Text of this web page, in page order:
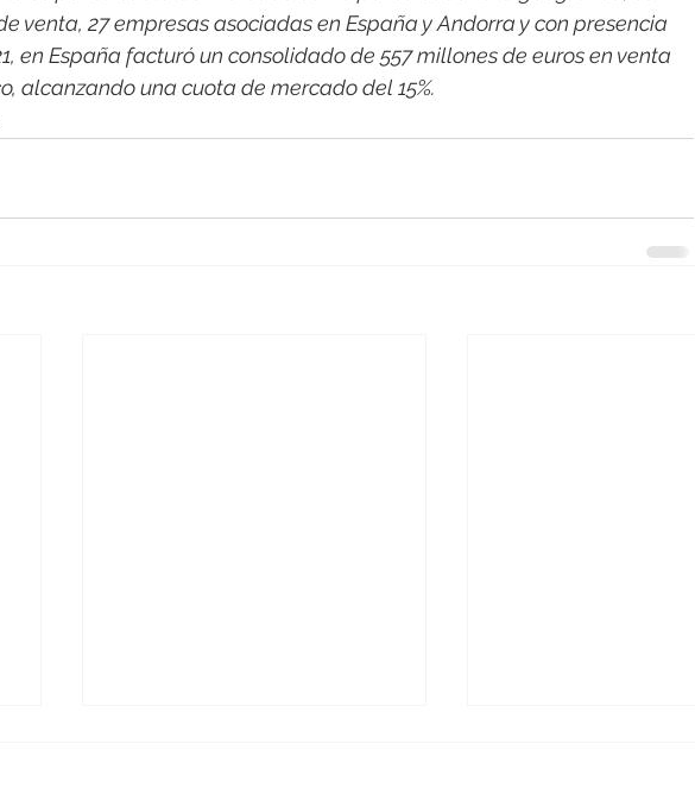
venta, 27 empresas asociadas en España y Andorra y con presencia
en España facturó un consolidado de 557 millones de euros en venta
alcanzando una cuota de mercado del 15%.